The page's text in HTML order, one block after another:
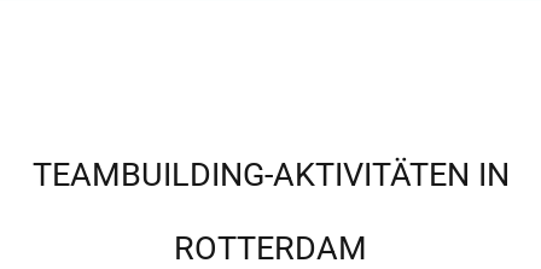
TEAMBUILDING-AKTIVITÄTEN IN
ROTTERDAM